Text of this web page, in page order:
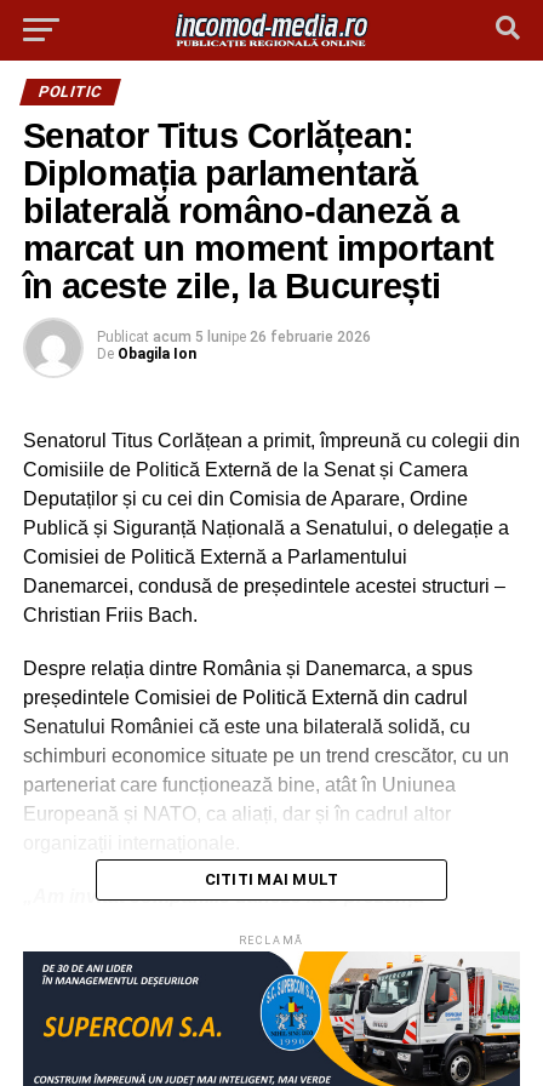
POLITIC
Senator Titus Corlățean:
Diplomația parlamentară
bilaterală româno-daneză a
marcat un moment important
în aceste zile, la București
Publicat acum 5 lunipe 26 februarie 2026
De Obagila Ion
Senatorul Titus Corlățean a primit, împreună cu colegii din
Comisiile de Politică Externă de la Senat și Camera
Deputaților și cu cei din Comisia de Aparare, Ordine
Publică și Siguranță Națională a Senatului, o delegație a
Comisiei de Politică Externă a Parlamentului
Danemarcei, condusă de președintele acestei structuri –
Christian Friis Bach.
Despre relația dintre România și Danemarca, a spus
președintele Comisiei de Politică Externă din cadrul
Senatului României că este una bilaterală solidă, cu
schimburi economice situate pe un trend crescător, cu un
parteneriat care funcționează bine, atât în Uniunea
Europeană și NATO, ca aliați, dar și în cadrul altor
„Am invitat companiile daneze la o prezență
Danemarca susține politic finalizarea negocierilor de
aderare a României la OCDE în 2026, ceea ce e
important pentru noi, așa cum România a susținut
prin votul său obținerea calității de membru
(nepermanent) în Consiliul de Securitate ONU de către
CITITI MAI MULT
RECLAMĂ